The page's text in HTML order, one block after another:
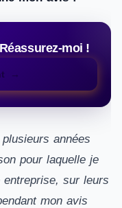
moi !
années
pour laquelle je
sur leurs
mon avis